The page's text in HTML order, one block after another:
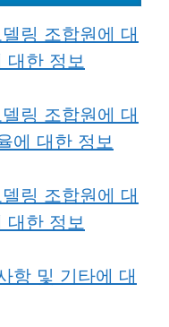
링 조합원에 대
대한 정보
링 조합원에 대
에 대한 정보
링 조합원에 대
대한 정보
항 및 기타에 대